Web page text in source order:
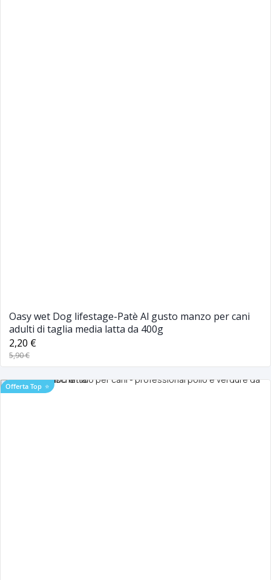
Oasy wet Dog lifestage-Patè Al gusto manzo per cani
adulti di taglia media latta da 400g
2,20 €
5,90 €
Offerta Top ⭐